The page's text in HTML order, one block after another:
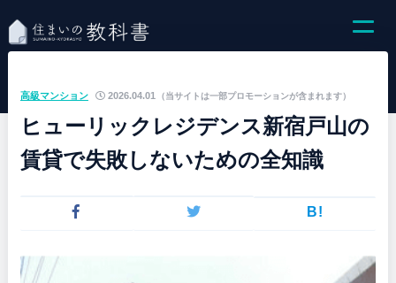
（当サイトは一部プロモーションが含まれます）
高級マンション 2026.04.01
ヒューリックレジデンス新宿戸山の
賃貸で失敗しないための全知識
B!